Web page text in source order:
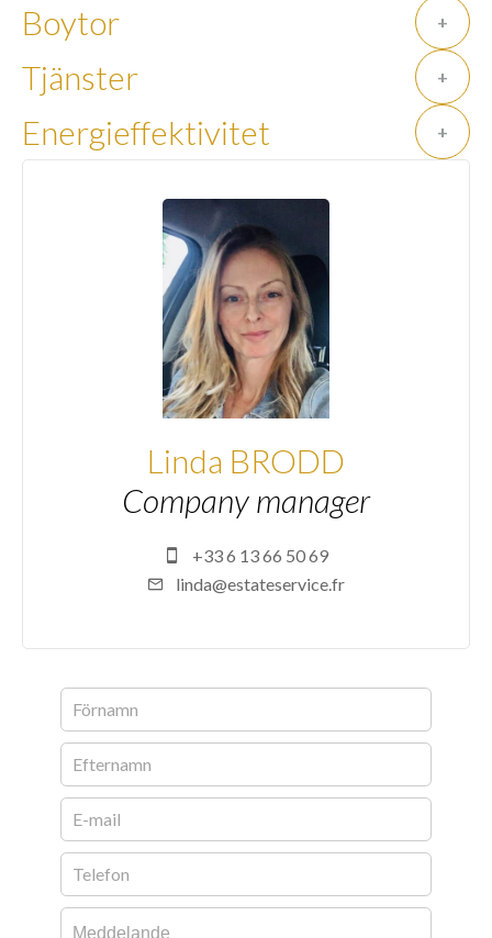
Boytor +
Tjänster +
Energieffektivitet +
Linda BRODD
Company manager
+33 6 13 66 50 69
linda@estateservice.fr